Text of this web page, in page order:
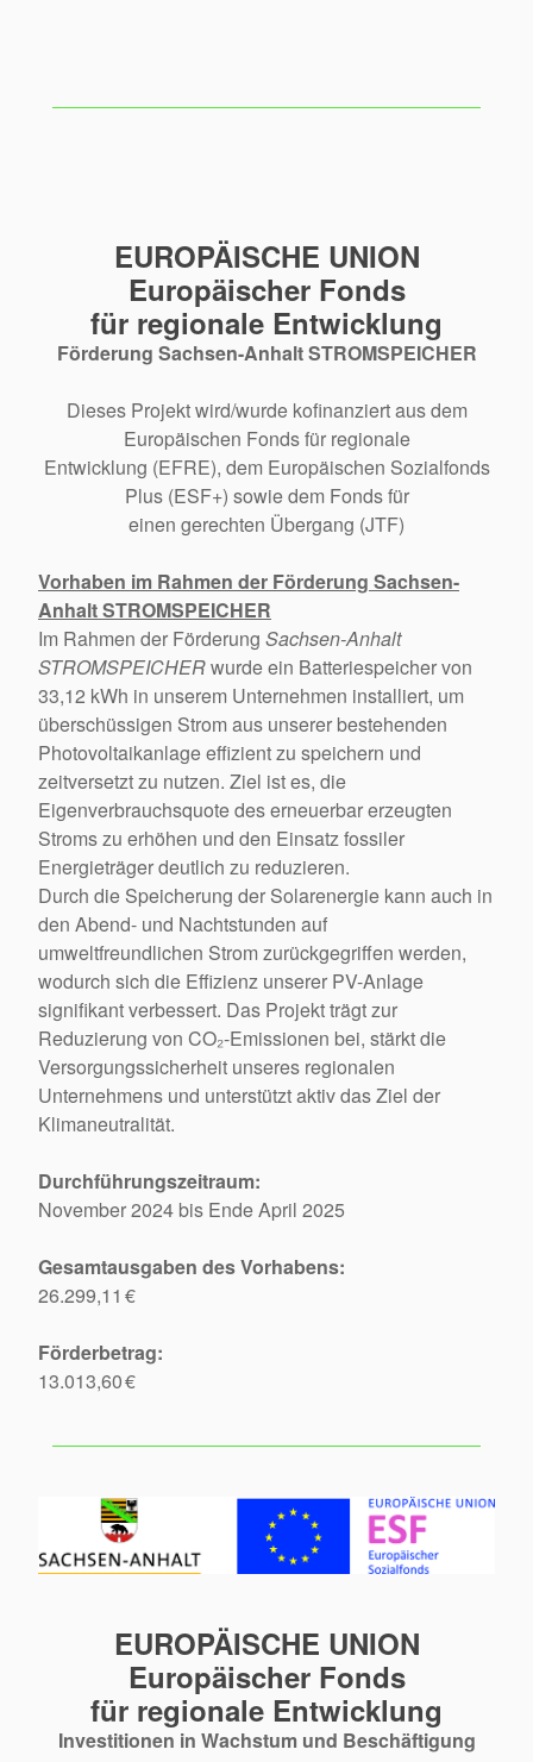
EUROPÄISCHE UNION
Europäischer Fonds
für regionale Entwicklung
Förderung Sachsen-Anhalt STROMSPEICHER
Dieses Projekt wird/wurde kofinanziert aus dem
Europäischen Fonds für regionale
Entwicklung (EFRE), dem Europäischen Sozialfonds
Plus (ESF+) sowie dem Fonds für
einen gerechten Übergang (JTF)
Vorhaben im Rahmen der Förderung Sachsen-
Anhalt STROMSPEICHER
Im Rahmen der Förderung Sachsen-Anhalt
STROMSPEICHERwurde ein Batteriespeicher von
33,12 kWh in unserem Unternehmen installiert, um
überschüssigen Strom aus unserer bestehenden
Photovoltaikanlage effizient zu speichern und
zeitversetzt zu nutzen. Ziel ist es, die
Eigenverbrauchsquote des erneuerbar erzeugten
Stroms zu erhöhen und den Einsatz fossiler
Energieträger deutlich zu reduzieren.
Durch die Speicherung der Solarenergie kann auch in
den Abend- und Nachtstunden auf
umweltfreundlichen Strom zurückgegriffen werden,
wodurch sich die Effizienz unserer PV-Anlage
signifikant verbessert. Das Projekt trägt zur
Reduzierung von CO₂-Emissionen bei, stärkt die
Versorgungssicherheit unseres regionalen
Unternehmens und unterstützt aktiv das Ziel der
Klimaneutralität.
Durchführungszeitraum:
November 2024 bis Ende April 2025
Gesamtausgaben des Vorhabens:
26.299,11 €
Förderbetrag:
13.013,60 €
EUROPÄISCHE UNION
Europäischer Fonds
für regionale Entwicklung
Investitionen in Wachstum und Beschäftigung